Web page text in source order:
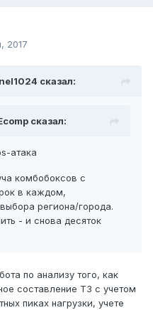
2017
сказал:
сказал:
атака
комбобоксов с
в каждом,
региона/города.
- и снова десяток
по анализу того, как
составление ТЗ с учетом
пиках нагрузки, учете